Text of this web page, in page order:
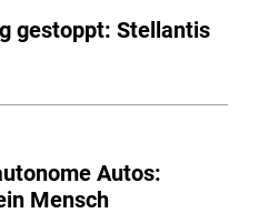
gestoppt: Stellantis
Autos:
Mensch